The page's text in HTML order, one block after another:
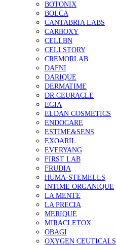
BOTONIX
BOLCA
CANTABRIA LABS
CARBOXY
CELLBN
CELLSTORY
CREMORLAB
DAFNI
DARIQUE
DERMATIME
DR.CEURACLE
EGIA
ELDAN COSMETICS
ENDOCARE
ESTIME&SENS
EXOARIL
EVERYANG
FIRST LAB
FRUDIA
HUMA-STEMELLS
INTIME ORGANIQUE
LA MENTE
LA PRECIA
MERIQUE
MIRACLETOX
OBAGI
OXYGEN CEUTICALS